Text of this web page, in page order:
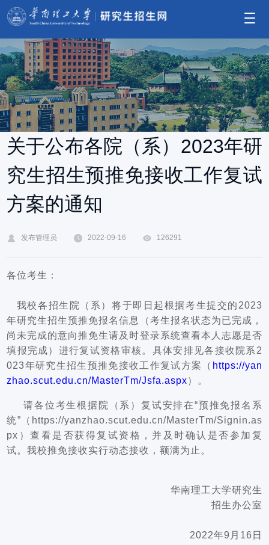
关于公布各院（系）2023年研
究生招生预推免接收工作复试
方案的通知
发布管理员 2022-09-16 126291
各位考生：
我校各招生院（系）将于即日起根据考生提交的2023
年研究生招生预推免报名信息（考生报名状态为已完成，
尚未完成的意向推免生请及时登录系统查看本人志愿是否
填报完成）进行复试资格审核。具体安排见各接收院系2
023年研究生招生预推免接收工作复试方案（ https://yan
zhao.scut.edu.cn/MasterTm/Jsfa.aspx）。
请各位考生根据院（系）复试安排在“预推免报名系
统” （ https://yanzhao.scut.edu.cn/MasterTm/Signin.as
px ）查看是否获得复试资格，并及时确认是否参加复
试。我校推免接收实行动态接收，额满为止。
华南理工大学研究生
招生办公室
2022年9 月 16 日